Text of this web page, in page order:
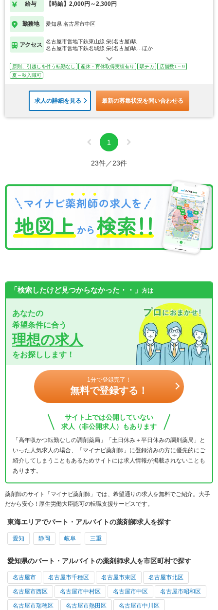
給与 【時給】2,000円～2,300円
勤務地 愛知県 名古屋市中区
アクセス
名古屋市営地下鉄東山線 栄(名古屋)駅
名古屋市営地下鉄名城線 栄(名古屋)駅…ほか
原則、引越しを伴う転勤なし 産休・育休取得実績有り 駅チカ
店舗数1～9
夏～秋入職可
求人の詳細を見る 最新の募集状況を問い合わせる
1
23件／23件
「検索したけど見つからなかった・・」 方は
あなたの
希望条件に合う
理想の求人
をお探しします！
1分で登録完了！
無料で登録する！
サイト上では公開していない
求人（非公開求人）もあります
「高年収かつ転勤なしの調剤薬局」「土日休み＋平日休みの調剤薬局」と
いった人気求人の場合、「マイナビ薬剤師」に登録済みの方に優先的にご
紹介してしまうこともあるためサイトには求人情報が掲載されないことも
あります。
薬剤師のサイト「マイナビ薬剤師」では、希望通りの求人を無料でご紹介。大手
だから安心！厚生労働大臣認可の転職支援サービスです。
東海エリアでパート・アルバイトの薬剤師求人を探す
愛知 静岡 岐阜 三重
愛知県のパート・アルバイトの薬剤師求人を市区町村で探す
名古屋市 名古屋市千種区 名古屋市東区 名古屋市北区
名古屋市西区 名古屋市中村区 名古屋市中区 名古屋市昭和区
名古屋市瑞穂区 名古屋市熱田区 名古屋市中川区